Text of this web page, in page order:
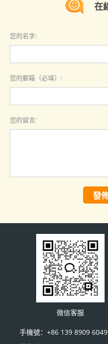
在
您的名字:
您的郵箱（必填）:
您的留言:
發
微信客服
手機號：+86 139 8909 6049